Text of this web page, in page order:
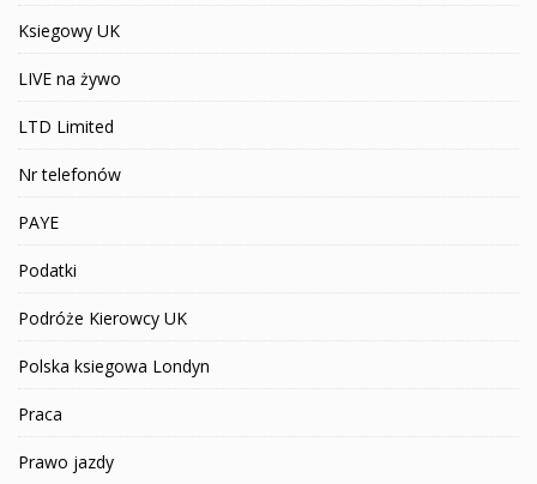
Ksiegowy UK
LIVE na żywo
LTD Limited
Nr telefonów
PAYE
Podatki
Podróże Kierowcy UK
Polska ksiegowa Londyn
Praca
Prawo jazdy